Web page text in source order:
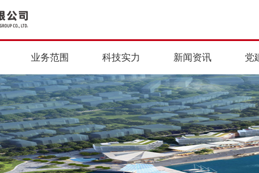
业务范围 科技实力 新闻资讯 党